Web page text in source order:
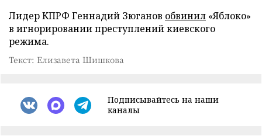
Лидер КПРФ Геннадий Зюганов обвинил «Яблоко»
в игнорировании преступлений киевского
режима.
Текст: Елизавета Шишкова
Подписывайтесь на наши
каналы